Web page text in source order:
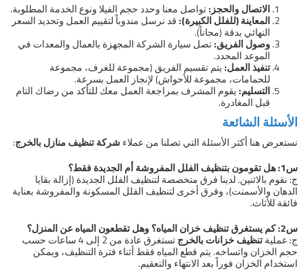
الاتصال والحجز:تواصل معنا وحدد حجم الفيلا ونوع الخدمة المطلوبة.
المعاينة (للفلل الكبيرة): قد نرسل مندوباً لتقييم العمل وتحديد السعر
النهائي بدقة (مجاناً).
وصول الفريق:تصل سيارة الشركة المجهزة بالعمال والمعدات في
الموعد المحدد.
تنفيذ العمل: يتم تقسيم الفريق (مجموعة للغرف، مجموعة
للحمامات، مجموعة للأحواش) لإنجاز العمل بسرعة.
التسليم: يقوم المشرف بمراجعة العمل معك للتأكد من رضاك التام
قبل المغادرة.
الأسئلة الشائعة
نستعرض هنا أكثر الأسئلة التي تصلنا من عملاءشركة تنظيف منازل بالخرج:
س1: هل تقومون بتنظيف الفلل المفروشة أم الجديدة فقط؟
ج: نقوم بالاثنين. لدينا فرق متخصصة لتنظيف الفلل الجديدة (إزالة بقايا
الدهان والأسمنت)، وفرق أخرى لتنظيف الفلل المسكونة والمفروشة بعناية
فائقة للأثاث.
س2: كم يستغرق تنظيف خزان المياه؟ وهل تقطعون المياه عن المنزل؟
ج: عمليةتنظيف خزانات بالخرج
تستغرق عادة من 2 إلى 4 ساعات حسب
حجم الخزان واتساخه. يتم قطع المياه فقط أثناء فترة التنظيف، ويمكن
استخدام الخزان فوراً بعد الانتهاء والتعقيم.